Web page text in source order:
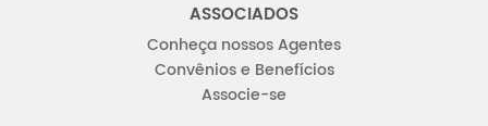
ASSOCIADOS
Conheça nossos Agentes
Convênios e Benefícios
Associe-se